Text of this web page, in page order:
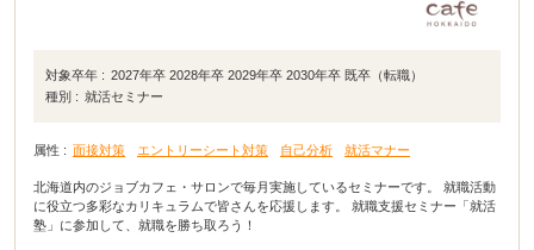
対象卒年 : 2027年卒 2028年卒 2029年卒 2030年卒 既卒（転職）
種別 : 就活セミナー
属性 : 面接対策 エントリーシート対策 自己分析 就活マナー
北海道内のジョブカフェ・サロンで毎月実施しているセミナーです。 就職活動
に役立つ多彩なカリキュラムで皆さんを応援します。 就職支援セミナー「就活
塾」に参加して、就職を勝ち取ろう！